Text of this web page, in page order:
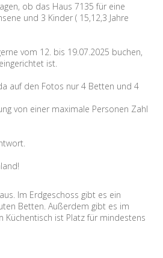
ob das Haus 7135 für eine
und 3 Kinder ( 15,12,3 Jahre
vom 12. bis 19.07.2025 buchen,
ist.
auf den Fotos nur 4 Betten und 4
von einer maximale Personen Zahl
Im Erdgeschoss gibt es ein
Betten. Außerdem gibt es im
Küchentisch ist Platz für mindestens